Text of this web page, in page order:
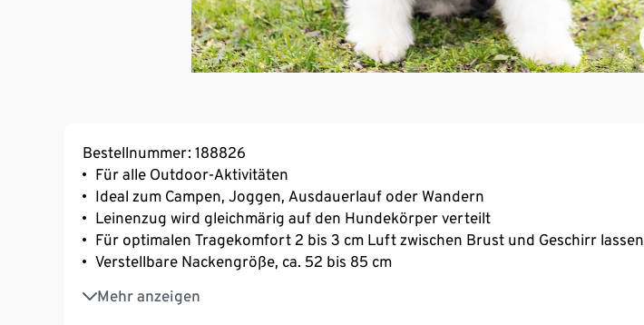
Bestellnummer: 188826
Für alle Outdoor-Aktivitäten
Ideal zum Campen, Joggen, Ausdauerlauf oder Wandern
Leinenzug wird gleichmärig auf den Hundekörper verteilt
Für optimalen Tragekomfort 2 bis 3 cm Luft zwischen Brust und Geschirr lassen
Verstellbare Nackengröße, ca. 52 bis 85 cm
Mehr anzeigen
Verstellbare Brustgröße, ca. 63,5 bis 86,5 cm
2 Taschen